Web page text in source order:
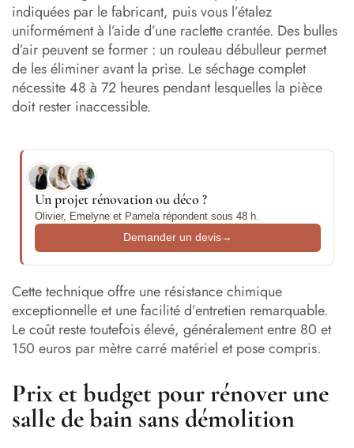
indiquées par le fabricant, puis vous l’étalez
uniformément à l’aide d’une raclette crantée. Des bulles
d’air peuvent se former : un rouleau débulleur permet
de les éliminer avant la prise. Le séchage complet
nécessite 48 à 72 heures pendant lesquelles la pièce
doit rester inaccessible.
Un projet rénovation ou déco ?
Olivier, Emelyne et Pamela répondent sous 48 h.
Demander un devis→
Cette technique offre une résistance chimique
exceptionnelle et une facilité d’entretien remarquable.
Le coût reste toutefois élevé, généralement entre 80 et
150 euros par mètre carré matériel et pose compris.
Prix et budget pour rénover une
salle de bain sans démolition